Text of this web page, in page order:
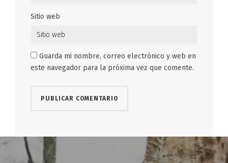
Sitio web
Guarda mi nombre, correo electrónico y web en
este navegador para la próxima vez que comente.